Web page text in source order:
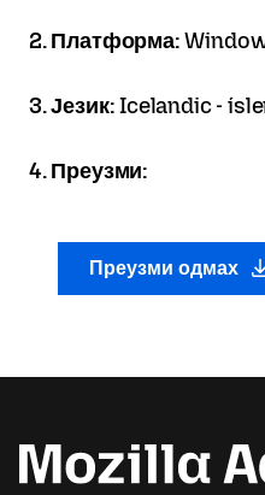
2. Платформа:
3. Језик:Icelandic -
4. Преузми:
Преузми одмах